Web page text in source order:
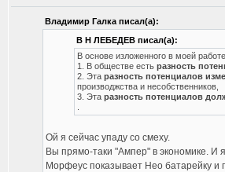
Владимир Галка писал(а):
В Н ЛЕБЕДЕВ писал(а):
В основе изложенного в моей
1. В обществе есть разность
2. Эта разность потенциалов
производжства и несобственников,
3. Эта разность потенциалов
Ой я сейчас упаду со смеху.
Вы прямо-таки "Ампер" в экономике. И
Морфеус показывает Нео батарейку и